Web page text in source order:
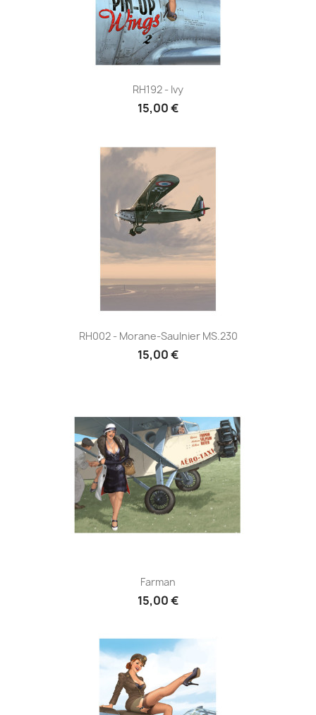
RH192 - Ivy
15,00 €
RH002 - Morane-Saulnier MS.230
15,00 €
Farman
15,00 €